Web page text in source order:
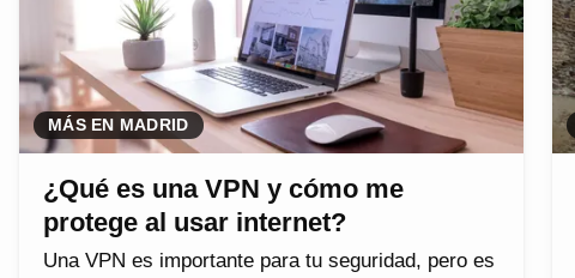
MÁS EN MADRID
¿Qué es una VPN y cómo me
protege al usar internet?
Una VPN es importante para tu seguridad, pero es